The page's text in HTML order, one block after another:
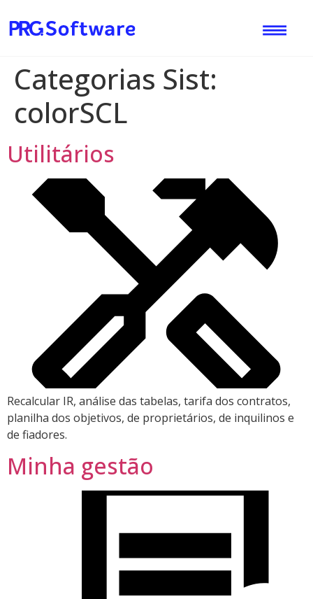
Categorias Sist:
colorSCL
Utilitários
Recalcular IR, análise das tabelas, tarifa dos contratos,
planilha dos objetivos, de proprietários, de inquilinos e
de fiadores.
Minha gestão